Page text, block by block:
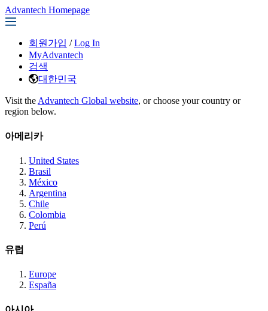
Advantech Homepage
회원가입 / Log In
MyAdvantech
검색
대한민국
Visit the Advantech Global website, or choose your country or
region below.
아메리카
United States
Brasil
México
Argentina
Chile
Colombia
Perú
유럽
Europe
España